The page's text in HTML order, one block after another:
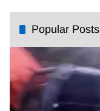
Popular Posts